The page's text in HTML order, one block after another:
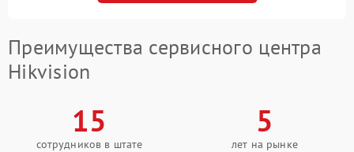
Преимущества сервисного центра
Hikvision
15
сотрудников в штате
5
лет на рынке